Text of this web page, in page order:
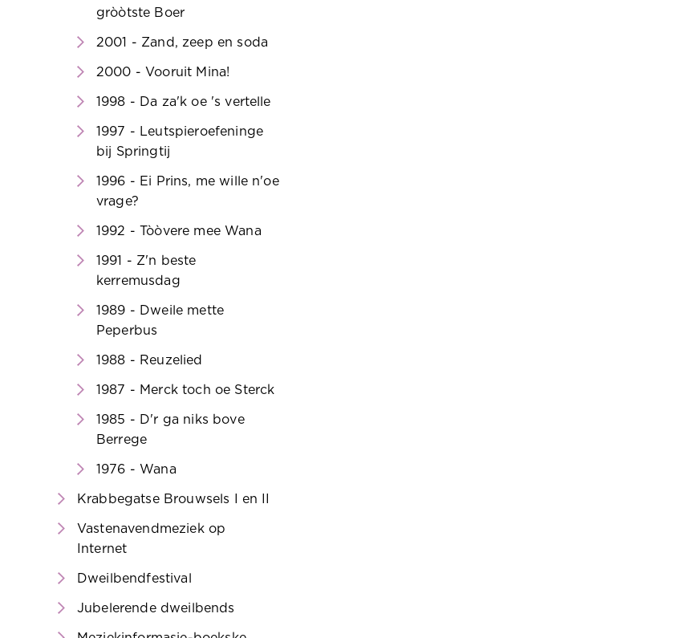
gròòtste Boer
2001 - Zand, zeep en soda
2000 - Vooruit Mina!
1998 - Da za'k oe 's vertelle
1997 - Leutspieroefeninge
bij Springtij
1996 - Ei Prins, me wille n'oe
vrage?
1992 - Tòòvere mee Wana
1991 - Z'n beste
kerremusdag
1989 - Dweile mette
Peperbus
1988 - Reuzelied
1987 - Merck toch oe Sterck
1985 - D'r ga niks bove
Berrege
1976 - Wana
Krabbegatse Brouwsels I en II
Vastenavendmeziek op
Internet
Dweilbendfestival
Jubelerende dweilbends